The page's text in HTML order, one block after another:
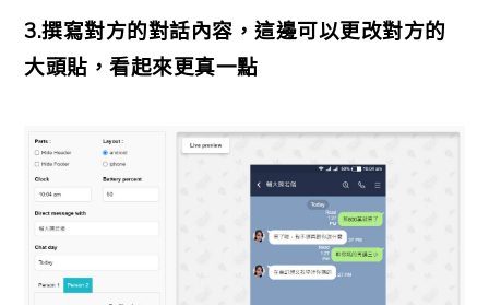
3.撰寫對方的對話內容，這邊可以更改對方的
大頭貼，看起來更真一點